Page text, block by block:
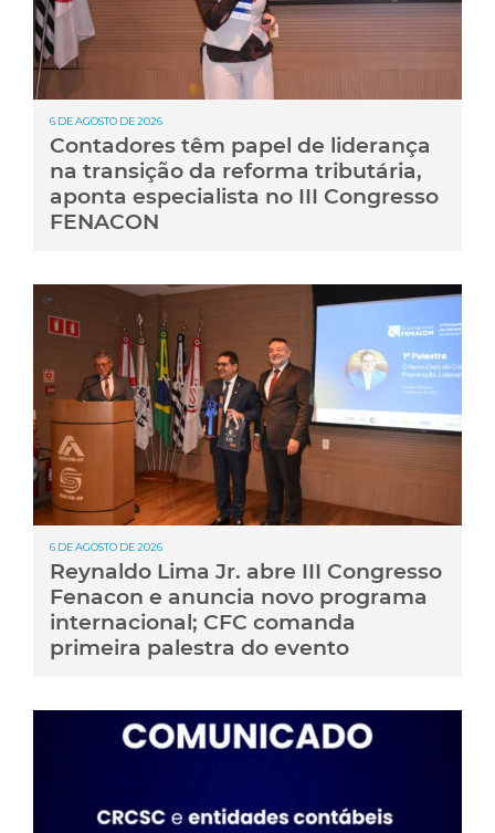
6 DE AGOSTO DE 2026
Contadores têm papel de liderança
na transição da reforma tributária,
aponta especialista no III Congresso
FENACON
6 DE AGOSTO DE 2026
Reynaldo Lima Jr. abre III Congresso
Fenacon e anuncia novo programa
internacional; CFC comanda
primeira palestra do evento